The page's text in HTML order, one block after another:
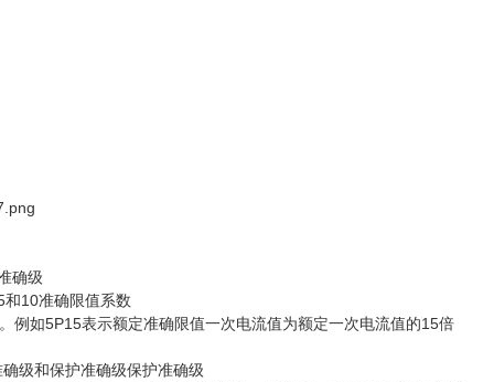
确级
10准确限值系数
如5P15表示额定准确限值一次电流值为额定一次电流值的15倍
级和保护准确级保护准确级